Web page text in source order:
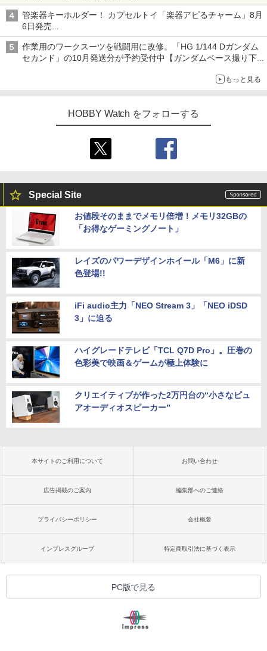
子どもが楽しめるかっぱ寿司ならではの体験とコラボの楽しさを
追求
管楽器キーホルダー！ カプセルトイ「楽器アピるチャーム」8月
6日発売
チューバ、テナサクなど5種各3色
作業用のワークスーツを戦闘用に改修。「HG 1/144 Dガンダム
セカンド」の10月発送分が予約受付中【ガンダムベース撮り下
もっと見る
HOBBY Watch をフォローする
Special Site
お値段そのままでメモリ倍増！メモリ32GBの
「お得なゲーミングノート」
レイズのパワーデザインホイール「M6」に新
色登場!!
iFi audio主力「NEO Stream 3」「NEO iDSD
3」に迫る
ハイグレードテレビ「TCL Q7D Pro」。圧巻の
色彩美で映画＆ゲームが極上体験に
クリエイティブが作った2万円台の“小さなピュ
アオーディオスピーカー”
本サイトのご利用について お問い合わせ
広告掲載のご案内 編集部へのご連絡
プライバシーポリシー 会社概要
インプレスグループ 特定商取引法に基づく表示
PC版で見る